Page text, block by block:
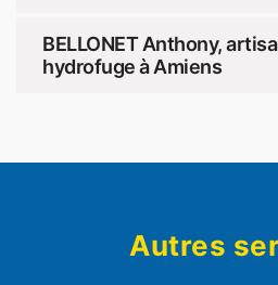
BELLONET Anthony,
hydrofuge à Amiens
Autres